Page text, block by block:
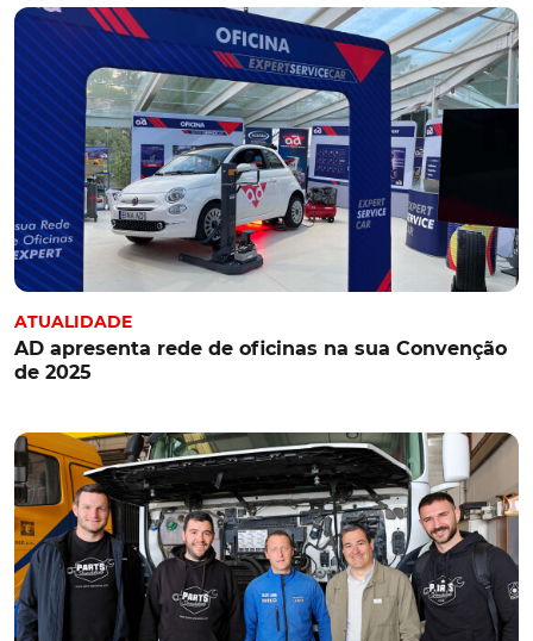
ATUALIDADE
AD apresenta rede de oficinas na sua Convenção
de 2025